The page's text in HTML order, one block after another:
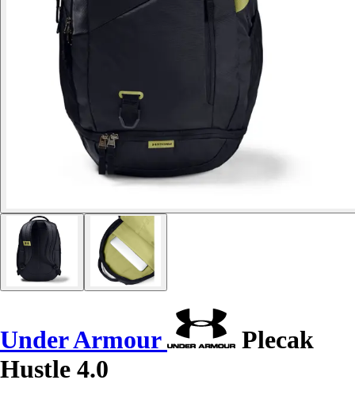
Under Armour
Plecak
Hustle 4.0